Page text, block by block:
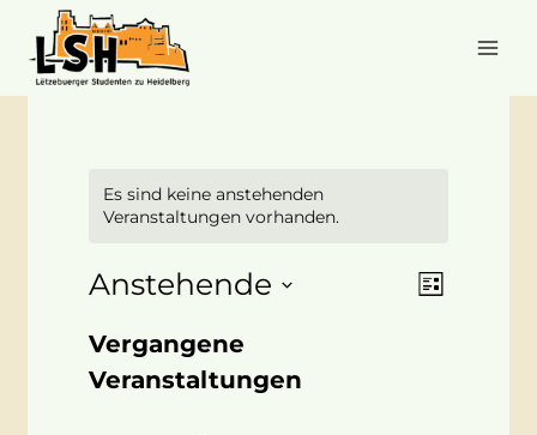
Inhalt
springen
Es sind keine anstehenden
Veranstaltungen vorhanden.
Liste
Anstehende
wählen.
Vergangene
Veranstaltungen